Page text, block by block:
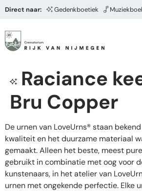
Direct naar: Gedenkboetiek
Raciance
Bru Copper
De urnen van LoveUrns® staan
kwaliteit en het duurzame materiaal
gemaakt. Alleen het beste, meest
gebruikt in combinatie met oog voor
kunstenaars, in het atelier van
urnen met ongekende perfectie. Elke